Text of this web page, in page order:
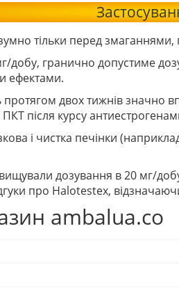
тільки перед
добу, гранично допустиме
ефектами.
протягом двох тижнів значно
після курсу
і чистка печінки
дозування в 20 мг/
про Halotestex,
ambalua.co